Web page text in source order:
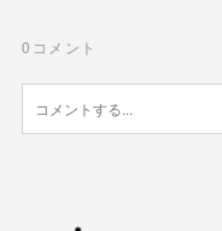
0 コメント